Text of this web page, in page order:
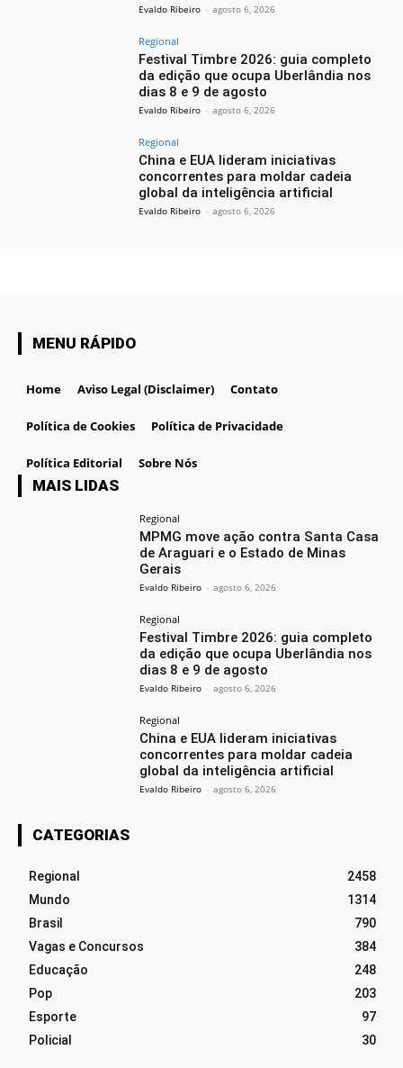
Evaldo Ribeiro - agosto 6, 2026
Regional
Festival Timbre 2026: guia completo
da edição que ocupa Uberlândia nos
dias 8 e 9 de agosto
Evaldo Ribeiro - agosto 6, 2026
Regional
China e EUA lideram iniciativas
concorrentes para moldar cadeia
global da inteligência artificial
Evaldo Ribeiro - agosto 6, 2026
MENU RÁPIDO
Home Aviso Legal (Disclaimer) Contato
Política de Cookies Política de Privacidade
Política Editorial Sobre Nós
MAIS LIDAS
Regional
MPMG move ação contra Santa Casa
de Araguari e o Estado de Minas
Gerais
Evaldo Ribeiro - agosto 6, 2026
Regional
Festival Timbre 2026: guia completo
da edição que ocupa Uberlândia nos
dias 8 e 9 de agosto
Evaldo Ribeiro - agosto 6, 2026
Regional
China e EUA lideram iniciativas
concorrentes para moldar cadeia
global da inteligência artificial
Evaldo Ribeiro - agosto 6, 2026
CATEGORIAS
Regional
2458
Mundo
1314
Brasil
790
Vagas e Concursos
384
Educação
248
Pop
203
Esporte
97
Policial
30